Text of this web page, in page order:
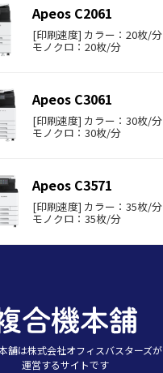
Apeos C2061
[印刷速度] カラー：20枚/分
モノクロ：20枚/分
Apeos C3061
[印刷速度] カラー：30枚/分
モノクロ：30枚/分
Apeos C3571
[印刷速度] カラー：35枚/分
モノクロ：35枚/分
舗は株式会社オフィスバスターズが
運営するサイトです